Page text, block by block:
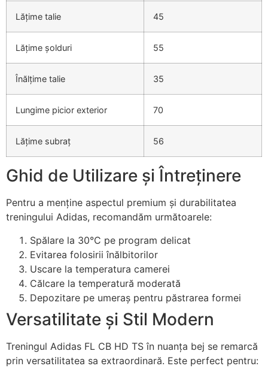
Lățime talie 45
Lățime șolduri 55
Înălțime talie 35
Lungime picior exterior 70
Lățime subraț 56
Ghid de Utilizare și Întreținere
Pentru a menține aspectul premium și durabilitatea
treningului Adidas, recomandăm următoarele:
Spălare la 30°C pe program delicat
Evitarea folosirii înălbitorilor
Uscare la temperatura camerei
Călcare la temperatură moderată
Depozitare pe umeraș pentru păstrarea formei
Versatilitate și Stil Modern
Treningul Adidas FL CB HD TS în nuanța bej se remarcă
prin versatilitatea sa extraordinară. Este perfect pentru: